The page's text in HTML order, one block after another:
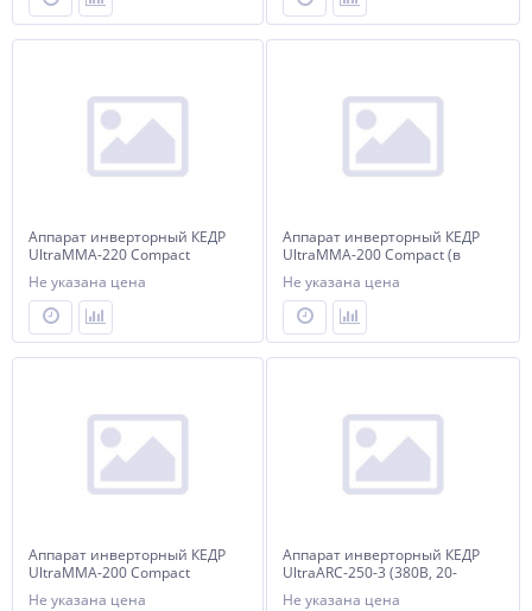
Аппарат инверторный КЕДР
UltraMMA-220 Compact
(220В, 20-220А)
Не указана цена
Аппарат инверторный КЕДР
UltraMMA-200 Compact (в
комплекте с маской
сварщика хамелеон и
крагами)
Не указана цена
Аппарат инверторный КЕДР
UltraMMA-200 Compact
(220В, 20-200А)
Не указана цена
Аппарат инверторный КЕДР
UltraARC-250-3 (380В, 20-
250А)
Не указана цена